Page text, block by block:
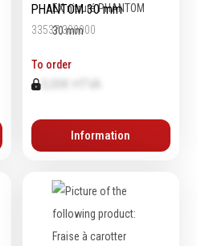
PHANTOM 30 mm
33537.300000
To order
Information